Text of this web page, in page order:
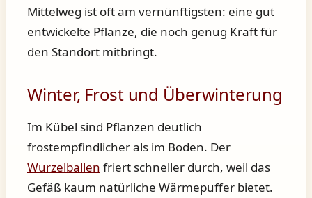
Mittelweg ist oft am vernünftigsten: eine gut
entwickelte Pflanze, die noch genug Kraft für
den Standort mitbringt.
Winter, Frost und Überwinterung
Im Kübel sind Pflanzen deutlich
frostempfindlicher als im Boden. Der
Wurzelballen friert schneller durch, weil das
Gefäß kaum natürliche Wärmepuffer bietet.